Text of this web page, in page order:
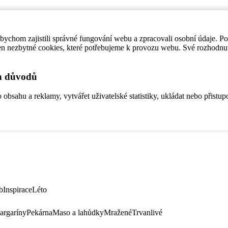
zajistili správné fungování webu a zpracovali osobní údaje.
nezbytné cookies, které potřebujeme k provozu webu. Své
důvodů
a reklamy, vytvářet uživatelské statistiky, ukládat nebo
InspiraceLéto
PekárnaMaso a lahůdkyMraženéTrvanlivé